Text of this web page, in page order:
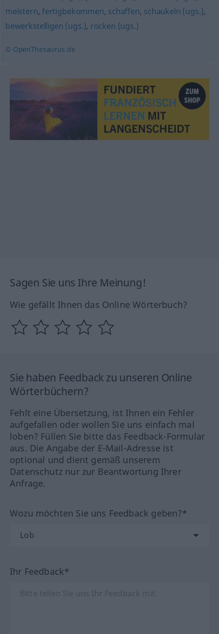
meistern, fertigbekommen, schaffen, schaukeln (ugs.),
bewerkstelligen (ugs.), rocken (ugs.)
© OpenThesaurus.de
Sagen Sie uns Ihre Meinung!
Wie gefällt Ihnen das Online Wörterbuch?
Sie haben Feedback zu unseren Online
Wörterbüchern?
Fehlt eine Übersetzung, ist Ihnen ein Fehler
aufgefallen oder wollen Sie uns einfach mal
loben? Füllen Sie bitte das Feedback-Formular
aus. Die Angabe der E-Mail-Adresse ist
optional und dient gemäß unserem
Datenschutz nur zur Beantwortung Ihrer
Anfrage.
Wozu möchten Sie uns Feedback geben?*
Ihr Feedback*